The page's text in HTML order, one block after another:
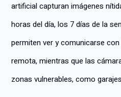
artificial capturan imágenes
horas del día, los 7 días de la
permiten ver y comunicarse
remota, mientras que las
zonas vulnerables, como